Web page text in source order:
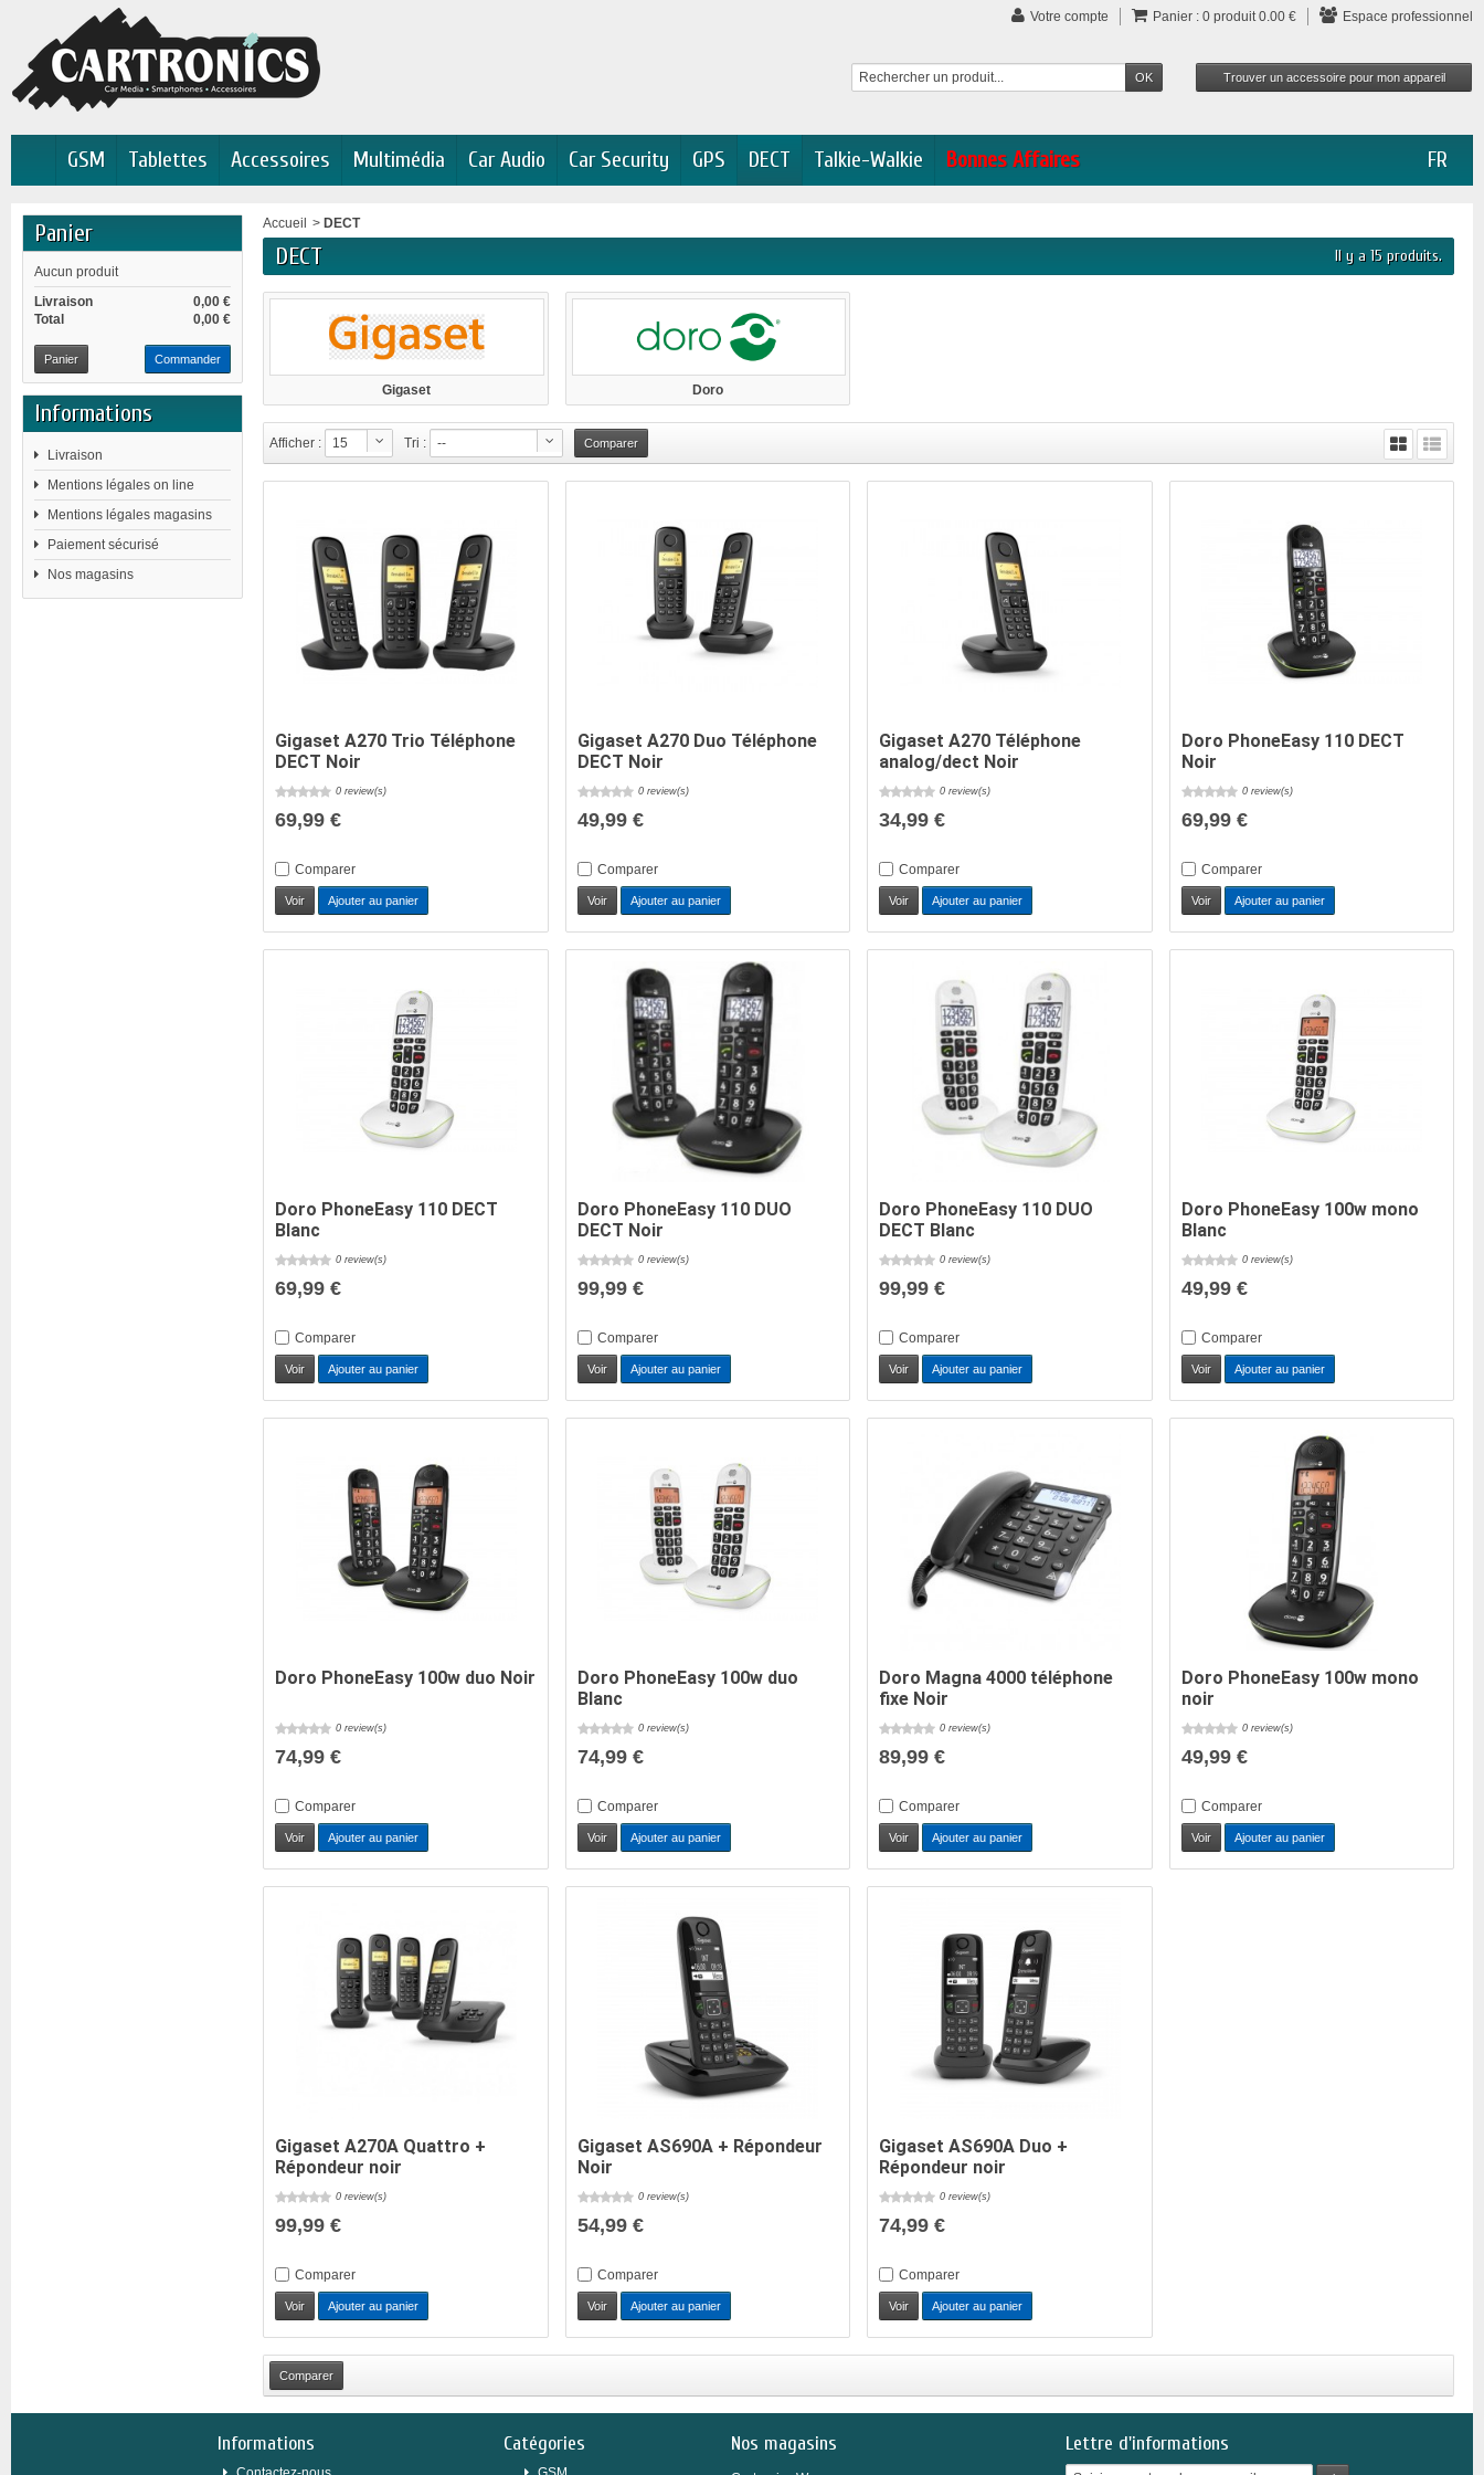
Votre compte Panier : 0 produit0.00 € Espace professionnel
FR
GSM Tablettes Accessoires Multimédia Car Audio Car Security GPS DECT Talkie-Walkie Bonnes Affaires
Panier
Aucun produit
0,00 €
Livraison
0,00 €
Total
Panier Commander
Informations
Livraison
Mentions légales on line
Mentions légales magasins
Paiement sécurisé
Nos magasins
Accueil > DECT
DECT Il y a 15 produits.
Gigaset Doro
Afficher : 15 Tri : --
Gigaset A270 Trio Téléphone
DECT Noir
0 review(s)
69,99 €
Comparer
Voir Ajouter au panier
Gigaset A270 Duo Téléphone
DECT Noir
0 review(s)
49,99 €
Comparer
Voir Ajouter au panier
Gigaset A270 Téléphone
analog/dect Noir
0 review(s)
34,99 €
Comparer
Voir Ajouter au panier
Doro PhoneEasy 110 DECT
Noir
0 review(s)
69,99 €
Comparer
Voir Ajouter au panier
Doro PhoneEasy 110 DECT
Blanc
0 review(s)
69,99 €
Comparer
Voir Ajouter au panier
Doro PhoneEasy 110 DUO
DECT Noir
0 review(s)
99,99 €
Comparer
Voir Ajouter au panier
Doro PhoneEasy 110 DUO
DECT Blanc
0 review(s)
99,99 €
Comparer
Voir Ajouter au panier
Doro PhoneEasy 100w mono
Blanc
0 review(s)
49,99 €
Comparer
Voir Ajouter au panier
Doro PhoneEasy 100w duo Noir
0 review(s)
74,99 €
Comparer
Voir Ajouter au panier
Doro PhoneEasy 100w duo
Blanc
0 review(s)
74,99 €
Comparer
Voir Ajouter au panier
Doro Magna 4000 téléphone
fixe Noir
0 review(s)
89,99 €
Comparer
Voir Ajouter au panier
Doro PhoneEasy 100w mono
noir
0 review(s)
49,99 €
Comparer
Voir Ajouter au panier
Gigaset A270A Quattro +
Répondeur noir
0 review(s)
99,99 €
Comparer
Voir Ajouter au panier
Gigaset AS690A + Répondeur
Noir
0 review(s)
54,99 €
Comparer
Voir Ajouter au panier
Gigaset AS690A Duo +
Répondeur noir
0 review(s)
74,99 €
Comparer
Voir Ajouter au panier
Informations Catégories Nos magasins Lettre d'informations